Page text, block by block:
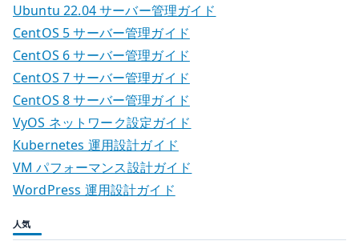
Ubuntu 22.04 サーバー管理ガイド
CentOS 5 サーバー管理ガイド
CentOS 6 サーバー管理ガイド
CentOS 7 サーバー管理ガイド
CentOS 8 サーバー管理ガイド
VyOS ネットワーク設定ガイド
Kubernetes 運用設計ガイド
VM パフォーマンス設計ガイド
WordPress 運用設計ガイド
人気